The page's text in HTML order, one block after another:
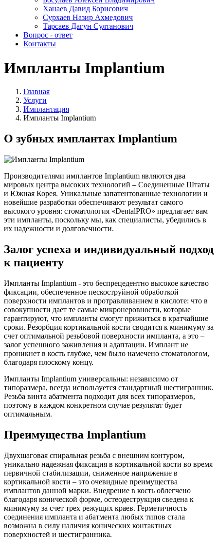
Ханаев Давид Борисович
Сурхаев Назир Ахмедович
Тарсаев Дагун Султанович
Вопрос - ответ
Контакты
Импланты Implantium
Главная
Услуги
Имплантация
Импланты Implantium
О зубных имплантах Implantium
Производителями имплантов Implantium являются два
мировых центра высоких технологий – Соединенные Штаты
и Южная Корея. Уникальные запатентованные технологии и
новейшие разработки обеспечивают результат самого
высокого уровня: стоматология «DentalPRO» предлагает вам
эти импланты, поскольку мы, как специалисты, убедились в
их надежности и долговечности.
Залог успеха и индивидуальный подход
к пациенту
Импланты Implantium - это беспрецедентно высокое качество
фиксации, обеспеченное пескоструйной обработкой
поверхности имплантов и протравливанием в кислоте: что в
совокупности дает те самые микронеровности, которые
гарантируют, что импланты смогут прижиться в кратчайшие
сроки. Резорбция кортикальной кости сводится к минимуму за
счет оптимальной резьбовой поверхности импланта, а это –
залог успешного заживления и адаптации. Имплант не
проникнет в кость глубже, чем было намечено стоматологом,
благодаря плоскому концу.
Импланты Implantium универсальны: независимо от
типоразмера, всегда используется стандартный шестигранник.
Резьба винта абатмента подходит для всех типоразмеров,
поэтому в каждом конкретном случае результат будет
оптимальным.
Преимущества Implantium
Двухшаговая спиральная резьба с внешним контуром,
уникально надежная фиксация в кортикальной кости во время
первичной стабилизации, сниженное напряжение в
кортикальной кости – это очевидные преимущества
имплантов данной марки. Внедрение в кость облегчено
благодаря конической форме, остеодеструкция сведена к
минимуму за счет трех режущих краев. Герметичность
соединения импланта и абатмента любых типов стала
возможна в силу наличия конических контактных
поверхностей и шестигранника.